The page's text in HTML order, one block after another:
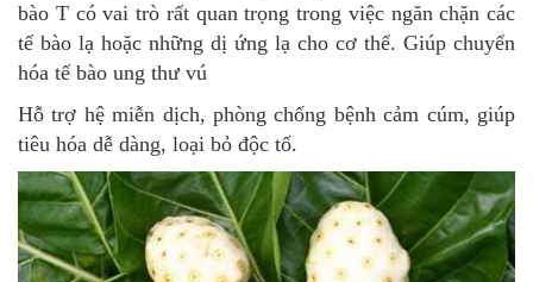
bào T có vai trò rất quan trọng trong việc ngăn chặn các
tế bào lạ hoặc những dị ứng lạ cho cơ thể. Giúp chuyển
hóa tế bào ung thư vú
Hỗ trợ hệ miễn dịch, phòng chống bệnh cảm cúm, giúp
tiêu hóa dễ dàng, loại bỏ độc tố.